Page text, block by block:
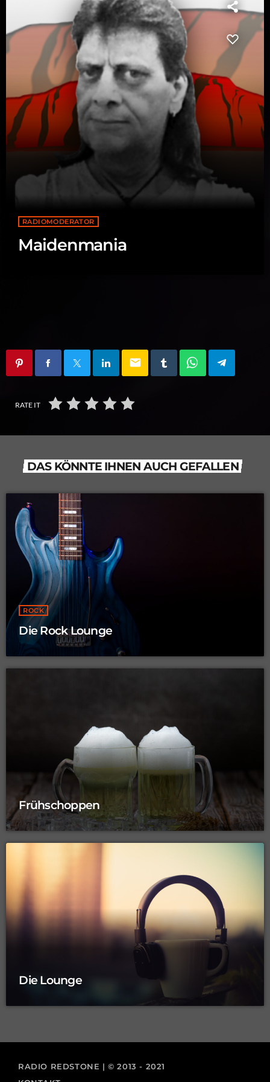
RADIOMODERATOR
Maidenmania
email
RATE IT
DAS KÖNNTE IHNEN AUCH GEFALLEN
ROCK
Die Rock Lounge
Frühschoppen
Die Lounge
RADIO REDSTONE | © 2013 - 2021